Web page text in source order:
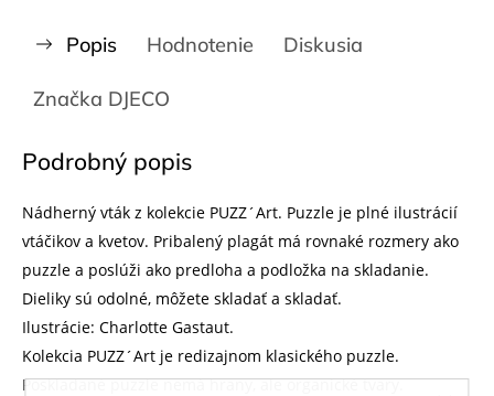
Popis Hodnotenie Diskusia
Značka DJECO
Podrobný popis
Nádherný vták z kolekcie PUZZ´Art. Puzzle je plné ilustrácií
vtáčikov a kvetov. Pribalený plagát má rovnaké rozmery ako
puzzle a poslúži ako predloha a podložka na skladanie.
Dieliky sú odolné, môžete skladať a skladať.
Ilustrácie: Charlotte Gastaut.
Kolekcia PUZZ´Art je redizajnom klasického puzzle.
Poskladané puzzle nemá hrany, ale organické tvary.